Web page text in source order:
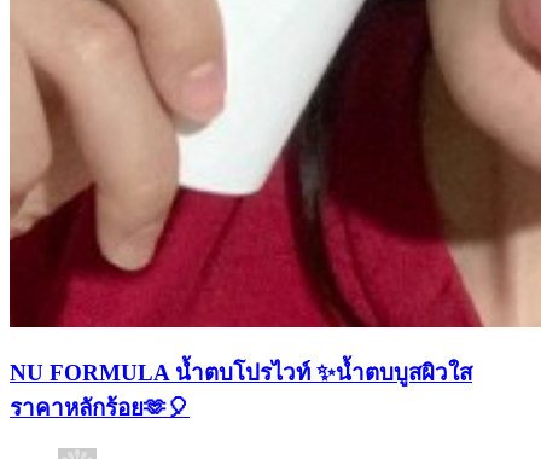
NU FORMULA น้ำตบโปรไวท์ ✨น้ำตบบูสผิวใส
ราคาหลักร้อย🫶🎈